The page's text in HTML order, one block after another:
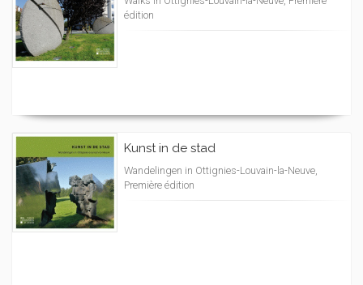
édition
Kunst in de stad
Wandelingen in Ottignies-Louvain-la-Neuve,
Première édition